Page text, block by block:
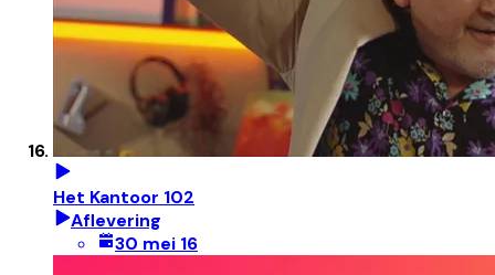
Het Kantoor 102
Aflevering
30 mei 16